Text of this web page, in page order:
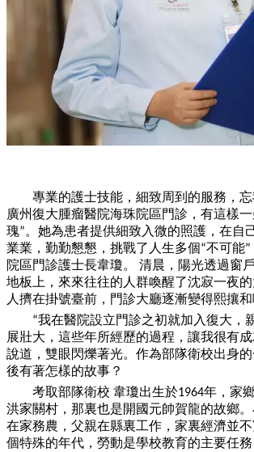
專業的護士技能，細致周到的服務，忘
廣州復大腫瘤醫院海珠院區門診，有這樣一
瑰”。她為患者提供細致入微的照護，在自
業業，勤勤懇懇，挑戰了人生多個“不可能”
院區門診護士長韋瓊。 清晨，陽光透過窗
地板上，來來往往的人群喚醒了沈寂一夜
人擠在掛號臺前，門診大廳逐漸變得熙攘和
“我在醫院設立門診之初就加入復大，
展壯大，這些年所經歷的過程，讓我很有成
說道，雙眼閃爍著光。作為部隊衛校出身的
後有著怎樣的故事？
考取部隊衛校 韋瓊出生於1964年，家
洪家關村，那裏也是開國元帥賀龍的故鄉
在家務農，父親在縣裏工作，家裏經濟並
個特殊的年代，勞動是學校教育的主要任